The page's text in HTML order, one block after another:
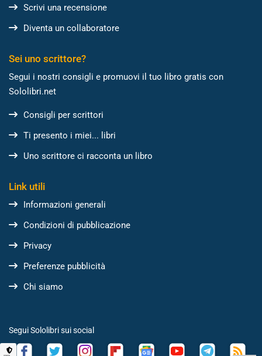
Scrivi una recensione
Diventa un collaboratore
Sei uno scrittore?
Segui i nostri consigli e promuovi il tuo libro gratis con
Sololibri.net
Consigli per scrittori
Ti presento i miei... libri
Uno scrittore ci racconta un libro
Link utili
Informazioni generali
Condizioni di pubblicazione
Privacy
Preferenze pubblicità
Chi siamo
Segui Sololibri sui social